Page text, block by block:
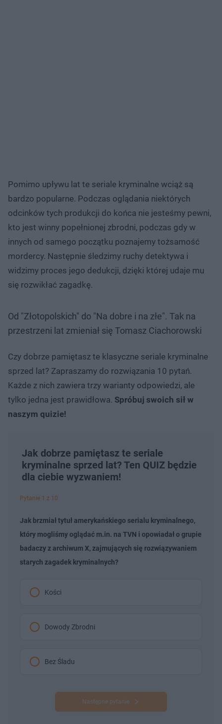
Pomimo upływu lat te seriale kryminalne wciąż są
bardzo popularne. Podczas oglądania niektórych
odcinków tych produkcji do końca nie jesteśmy pewni,
kto jest winny popełnionej zbrodni, podczas gdy w
innych od samego początku poznajemy tożsamość
mordercy. Następnie śledzimy ruchy detektywa i
widzimy proces jego dedukcji, dzięki której udaje mu
się rozwikłać zagadkę.
Od "Złotopolskich" do "Na dobre i na złe". Tak na
przestrzeni lat zmieniał się Tomasz Ciachorowski
Czy dobrze pamiętasz te klasyczne seriale kryminalne
sprzed lat? Zapraszamy do rozwiązania 10 pytań.
Każde z nich zawiera trzy warianty odpowiedzi, ale
tylko jedna jest prawidłowa. Spróbuj swoich sił w
naszym quizie!
Jak dobrze pamiętasz te seriale
kryminalne sprzed lat? Ten QUIZ będzie
dla ciebie wyzwaniem!
Pytanie 1 z 10
Jak brzmiał tytuł amerykańskiego serialu kryminalnego,
który mogliśmy oglądać m.in. na TVN i opowiadał o grupie
badaczy z archiwum X, zajmujących się rozwiązywaniem
starych zagadek kryminalnych?
Kości
Dowody Zbrodni
Bez Śladu
Następne pytanie